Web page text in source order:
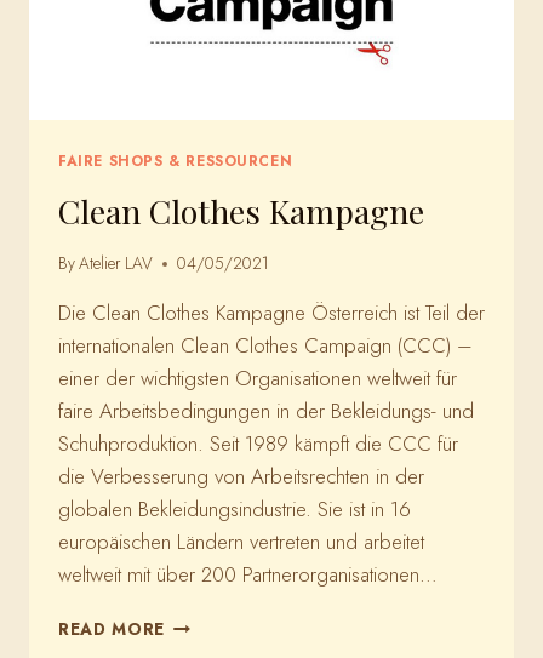
FAIRE SHOPS & RESSOURCEN
Clean Clothes Kampagne
ByAtelier LAV 04/05/2021
Die Clean Clothes Kampagne Österreich ist Teil der
internationalen Clean Clothes Campaign (CCC) –
einer der wichtigsten Organisationen weltweit für
faire Arbeitsbedingungen in der Bekleidungs- und
Schuhproduktion. Seit 1989 kämpft die CCC für
die Verbesserung von Arbeitsrechten in der
globalen Bekleidungsindustrie. Sie ist in 16
europäischen Ländern vertreten und arbeitet
weltweit mit über 200 Partnerorganisationen…
READ MORE CLEAN